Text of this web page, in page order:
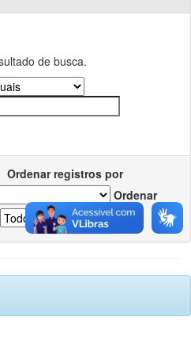
de busca.
Ordenar registros por
Ordenar